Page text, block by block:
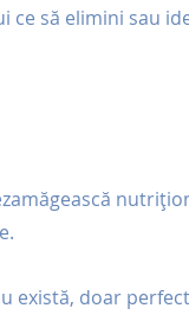
să elimini sau
există, doar